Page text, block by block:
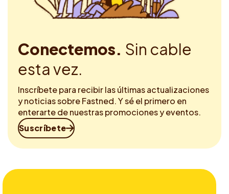
Conectemos. Sin cable
esta vez.
Inscríbete para recibir las últimas actualizaciones
y noticias sobre Fastned. Y sé el primero en
enterarte de nuestras promociones y eventos.
Suscríbete